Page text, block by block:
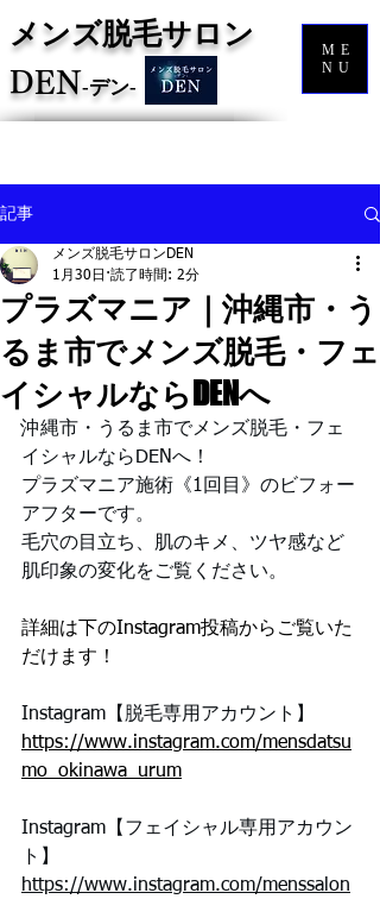
メンズ脱毛サロン
DEN‐デン‐
ME
NU
記事
プラズマニア｜沖縄市・う
るま市でメンズ脱毛・フェ
イシャルならDENへ
メンズ脱毛サロンDEN
1月30日 読了時間: 2分
沖縄市・うるま市でメンズ脱毛・フェ
イシャルならDENへ！
プラズマニア施術《1回目》のビフォー
アフターです。
毛穴の目立ち、肌のキメ、ツヤ感など
肌印象の変化をご覧ください。
詳細は下のInstagram投稿からご覧いた
だけます！
Instagram【脱毛専用アカウント】
https://www.instagram.com/mensdatsu
mo_okinawa_urum
Instagram【フェイシャル専用アカウン
ト】
https://www.instagram.com/menssalon